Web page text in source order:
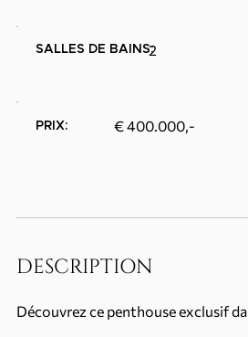
SALLES DE BAINS:2
PRIX: € 400.000,-
DESCRIPTION
Découvrez ce penthouse exclusif